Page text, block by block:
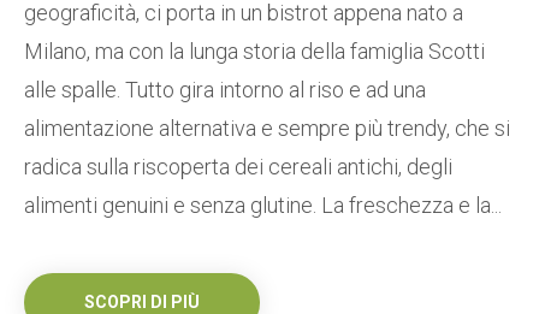
geograficità, ci porta in un bistrot appena nato a
Milano, ma con la lunga storia della famiglia Scotti
alle spalle. Tutto gira intorno al riso e ad una
alimentazione alternativa e sempre più trendy, che si
radica sulla riscoperta dei cereali antichi, degli
alimenti genuini e senza glutine. La freschezza e la...
SCOPRI DI PIÙ